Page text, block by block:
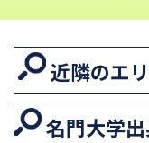
近隣のエ
名門大学